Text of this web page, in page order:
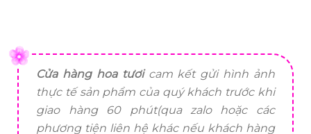
Cửa hàng hoa tươicam kết gửi hình ảnh
thực tế sản phẩm của quý khách trước khi
giao hàng 60 phút(qua zalo hoặc các
phương tiện liên hệ khác nếu khách hàng